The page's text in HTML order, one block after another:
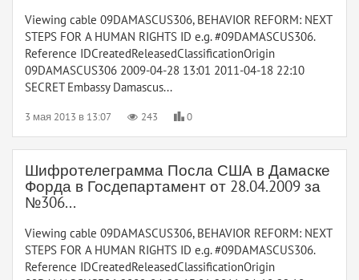
Viewing cable 09DAMASCUS306, BEHAVIOR REFORM: NEXT
STEPS FOR A HUMAN RIGHTS ID e.g. #09DAMASCUS306.
Reference IDCreatedReleasedClassificationOrigin
09DAMASCUS306 2009-04-28 13:01 2011-04-18 22:10
SECRET Embassy Damascus...
3 мая 2013 в 13:07 243 0
Шифротелеграмма Посла США в Дамаске
Форда в Госдепартамент от 28.04.2009 за
№306...
Viewing cable 09DAMASCUS306, BEHAVIOR REFORM: NEXT
STEPS FOR A HUMAN RIGHTS ID e.g. #09DAMASCUS306.
Reference IDCreatedReleasedClassificationOrigin